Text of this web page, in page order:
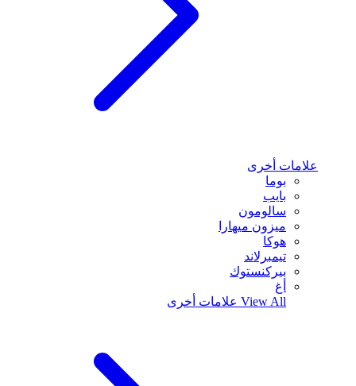
علامات أخرى
بوما
بايب
سالومون
ميزون ميهارا
هوكا
تيمبرلاند
بيركنستوك
أغ
View All علامات أخرى